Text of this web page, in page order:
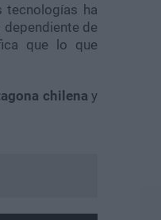
tecnologías ha
de
que lo que
chilena y